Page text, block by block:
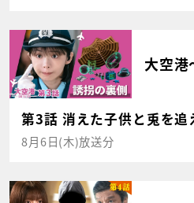
大空港
第3話 消えた子供と兎を追
8月6日(木)放送分